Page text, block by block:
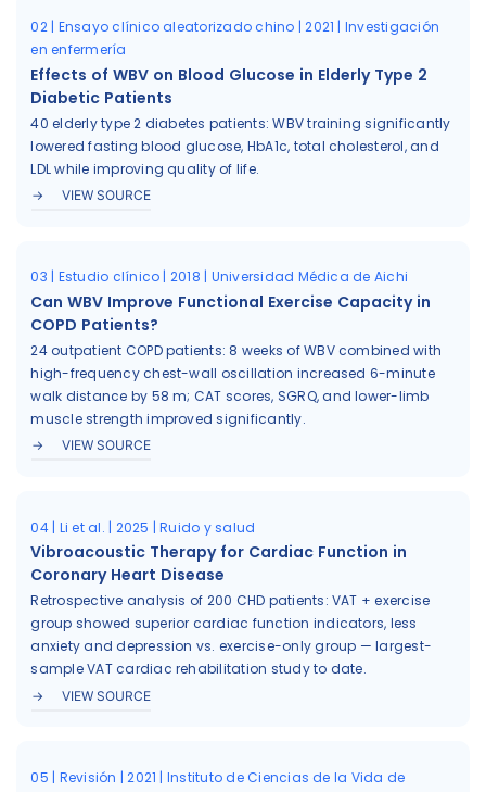
02 | Ensayo clínico aleatorizado chino | 2021 | Investigación
en enfermería
Effects of WBV on Blood Glucose in Elderly Type 2
Diabetic Patients
40 elderly type 2 diabetes patients: WBV training significantly
lowered fasting blood glucose, HbA1c, total cholesterol, and
LDL while improving quality of life.
VIEW SOURCE
03 | Estudio clínico | 2018 | Universidad Médica de Aichi
Can WBV Improve Functional Exercise Capacity in
COPD Patients?
24 outpatient COPD patients: 8 weeks of WBV combined with
high-frequency chest-wall oscillation increased 6-minute
walk distance by 58 m; CAT scores, SGRQ, and lower-limb
muscle strength improved significantly.
VIEW SOURCE
04 | Li et al. | 2025 | Ruido y salud
Vibroacoustic Therapy for Cardiac Function in
Coronary Heart Disease
Retrospective analysis of 200 CHD patients: VAT + exercise
group showed superior cardiac function indicators, less
anxiety and depression vs. exercise-only group — largest-
sample VAT cardiac rehabilitation study to date.
VIEW SOURCE
05 | Revisión | 2021 | Instituto de Ciencias de la Vida de